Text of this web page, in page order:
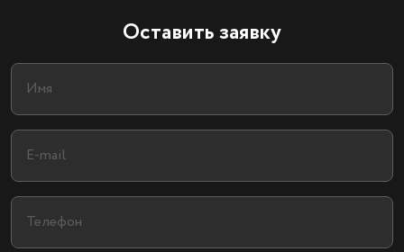
Оставить заявку